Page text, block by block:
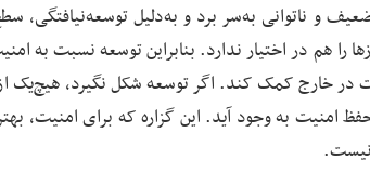
و ناتوانی به‌سر برد و به‌دلیل توسعه‌نیافتگی،
را هم در اختیار ندارد. بنابراین توسعه نسبت به
در خارج کمک کند. اگر توسعه شکل نگیرد، هیچ‌یک
امنیت به وجود آید. این گزاره که برای امنیت،